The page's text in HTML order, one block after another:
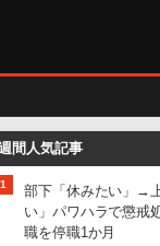
間人気記事
1
部下「休みたい」→
い」パワハラで懲
職を停職1か月